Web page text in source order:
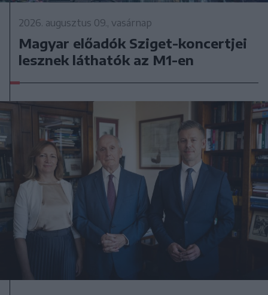
2026. augusztus 09., vasárnap
Magyar előadók Sziget-koncertjei
lesznek láthatók az M1-en